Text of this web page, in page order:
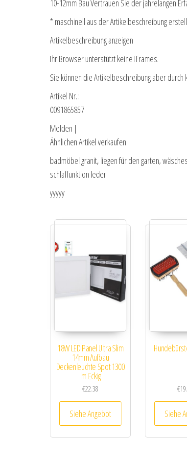
10-12mm Bau Vertrauen Sie der jahrelangen
* maschinell aus der Artikelbeschreibung
Artikelbeschreibung anzeigen
Ihr Browser unterstützt keine IFrames.
Sie können die Artikelbeschreibung aber durch
Artikel Nr.:
0091865857
Melden |
Ähnlichen Artikel verkaufen
badmöbel granit, liegen für den garten,
schlaffunktion leder
yyyyy
18W LED Panel Ultra Slim
14mm Aufbau
Deckenleuchte Spot 1300
lm Eckig
€22.38
Siehe Angebot
€
Siehe